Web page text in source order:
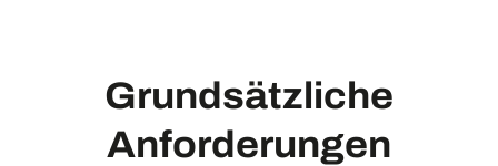
Grundsätzliche
Anforderungen